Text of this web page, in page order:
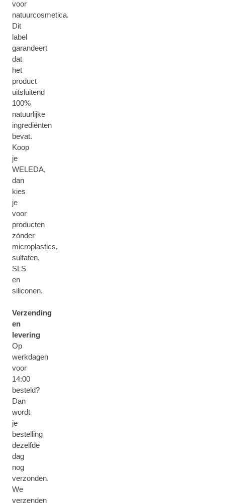
voor
natuurcosmetica.
Dit
label
garandeert
dat
het
product
uitsluitend
100%
natuurlijke
ingrediënten
bevat.
Koop
je
WELEDA,
dan
kies
je
voor
producten
zónder
microplastics,
sulfaten,
SLS
en
siliconen.
Verzending
en
levering
Op
werkdagen
voor
14:00
besteld?
Dan
wordt
je
bestelling
dezelfde
dag
nog
verzonden.
We
verzenden